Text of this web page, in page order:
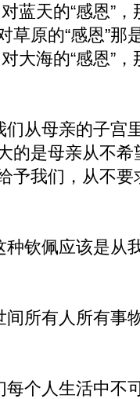
蓝天的“感恩”
草原的“感恩”那
大海的“感恩”
从母亲的子宫
的是母亲从不
予我们，从不
钦佩应该是从
所有人所有事
个人生活中不